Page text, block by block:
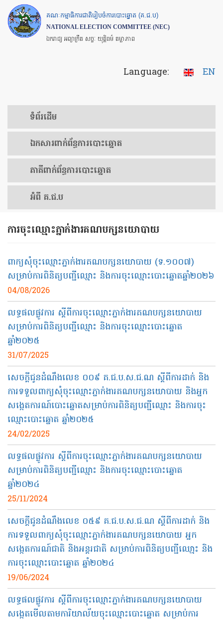
Skip
to
main
គណៈកម្មាធិការជាតិរៀបចំការបោះឆ្នោត (គ.ជ.ប)
NATIONAL ELECTION COMMITTEE (NEC)
ឯករាជ្យ អព្យាក្រឹត សច្ចៈ យុត្តិធម៌ តម្លាភាព
Language: EN
ទំព័រ​ដើម
ឯកសារ​ពាក់ព័ន្ធ​ការ​បោះឆ្នោត
​ភាគីពាក់ព័ន្ធ​​ការ​បោះឆ្នោត
អំពី គ.ជ.ប
ការចុះឈ្មោះ​ភ្នាក់ងារគណបក្សនយោបាយ​
ពាក្យសុំចុះឈ្មោះភ្នាក់ងារគណបក្សនយោបាយ (ទ.១០០៧)
សម្រាប់ការពិនិត្យបញ្ជីឈ្មោះ និងការចុះឈ្មោះបោះឆ្នោតឆ្នាំ២០២៦
04/08/2026
លទ្ធផលផ្លូវការ ស្តីពីការចុះឈ្មោះភ្នាក់ងារគណបក្សនយោបាយ
សម្រាប់ការពិនិត្យបញ្ជីឈ្មោះ និងការចុះឈ្មោះបោះឆ្នោត
ឆ្នាំ២០២៥
31/07/2025
សេចក្តីជូនដំណឹងលេខ​ ០០៩ គ.ជ.ប.ស.ជ.ណ ស្តីពីការដាក់ និង
ការទទួលពាក្យសុំចុះឈ្មោះភ្នាក់ងារគណបក្សនយោបាយ និងអ្នក
សង្កេតការណ៍បោះឆ្នោតសម្រាប់ការពិនិត្យបញ្ជីឈ្មោះ និងការចុះ
ឈ្មោះបោះឆ្នោត ឆ្នាំ២០២៥
24/02/2025
លទ្ធផលផ្លូវការ ស្តីពីការចុះឈ្មោះភ្នាក់ងារគណបក្សនយោបាយ
សម្រាប់ការពិនិត្យបញ្ជីឈ្មោះ និងការចុះឈ្មោះបោះឆ្នោត
ឆ្នាំ២០២៤
25/11/2024
សេចក្តីជូនដំណឹងលេខ ០៥៩ គ.ជ.ប.ស.ជ.ណ ស្តីពីការដាក់ និង
ការទទួលពាក្យសុំចុះឈ្មោះភ្នាក់ងារគណបក្សនយោបាយ អ្នក
សង្កេតការណ៍ជាតិ និងអន្តរជាតិ សម្រាប់ការពិនិត្យបញ្ជីឈោ្មះ និង
ការចុះឈ្មោះបោះឆ្នោត ឆ្នាំ២០២៤
19/06/2024
លទ្ធផលផ្លូវការ ស្តីពីការចុះឈ្មោះភ្នាក់ងារគណបក្សនយោបាយ
សង្កេតមើលតាមការិយាល័យចុះឈ្មោះបោះឆ្នោត សម្រាប់ការ